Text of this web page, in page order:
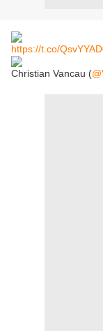
https://t.co/
Christian Vancau (